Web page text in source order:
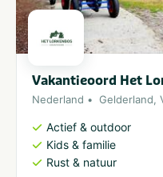
Vakantieoord Het
Nederland Gelderland,
Actief & outdoor
Kids & familie
Rust & natuur